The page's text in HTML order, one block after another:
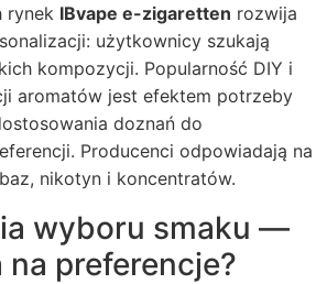
rynek IBvape e-zigaretten rozwija
użytkownicy szukają
kompozycji. Popularność DIY i
aromatów jest efektem potrzeby
doznań do
Producenci odpowiadają na
nikotyn i koncentratów.
wyboru smaku —
na preferencje?